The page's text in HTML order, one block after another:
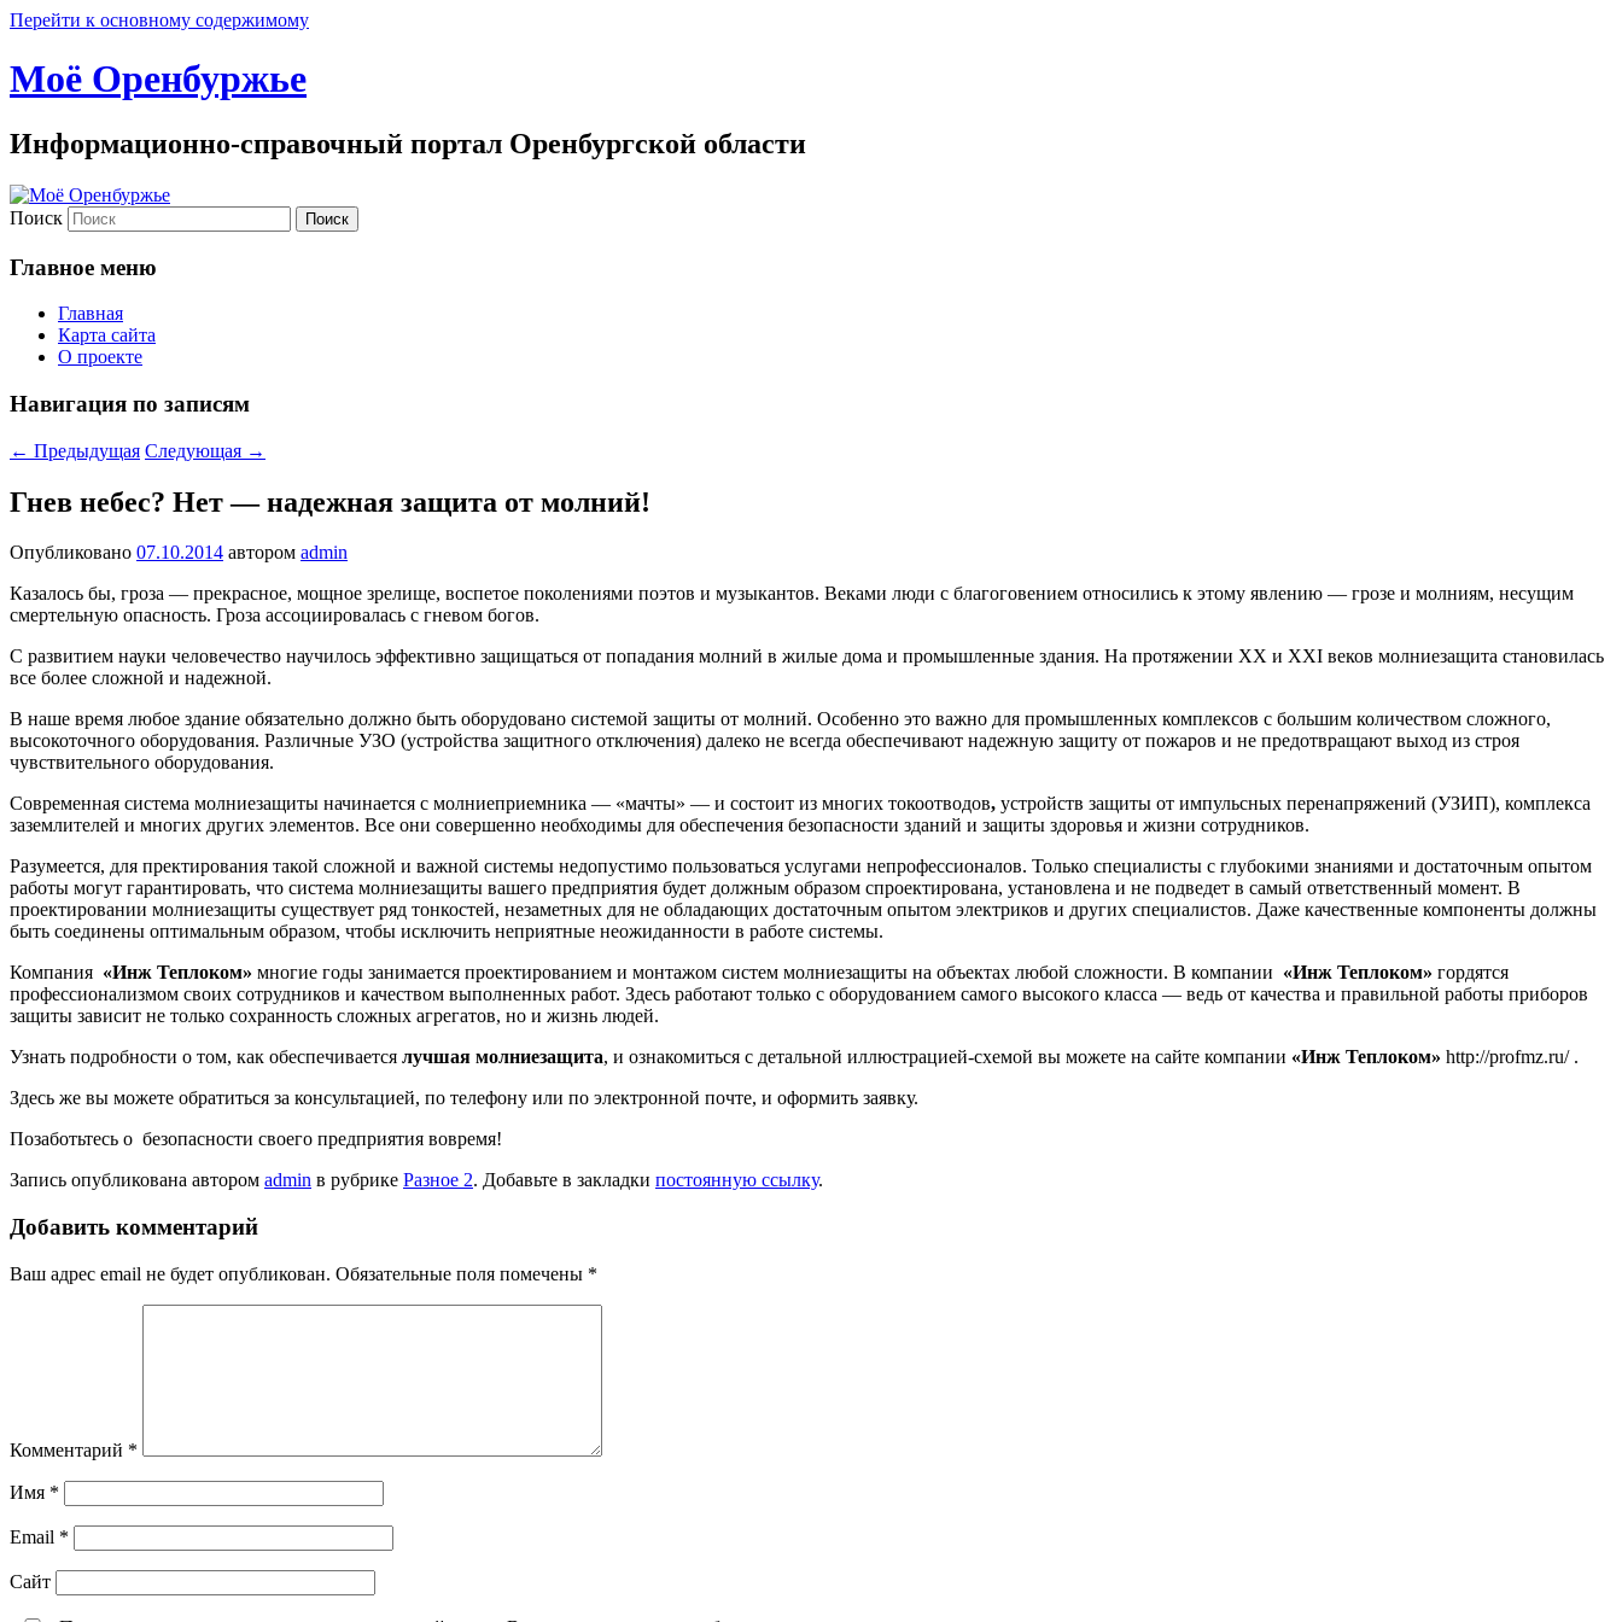
Перейти к основному содержимому
Моё Оренбуржье
Информационно-справочный портал Оренбургской области
Поиск
Главное меню
Главная
Карта сайта
О проекте
Навигация по записям
← Предыдущая Следующая →
Гнев небес? Нет — надежная защита от молний!
Опубликовано 07.10.2014 автором admin
Казалось бы, гроза — прекрасное, мощное зрелище, воспетое поколениями поэтов и музыкантов. Веками люди с благоговением относились к этому явлению — грозе и молниям, несущим
смертельную опасность. Гроза ассоциировалась с гневом богов.
С развитием науки человечество научилось эффективно защищаться от попадания молний в жилые дома и промышленные здания. На протяжении XX и XXI веков молниезащита становилась
все более сложной и надежной.
В наше время любое здание обязательно должно быть оборудовано системой защиты от молний. Особенно это важно для промышленных комплексов с большим количеством сложного,
высокоточного оборудования. Различные УЗО (устройства защитного отключения) далеко не всегда обеспечивают надежную защиту от пожаров и не предотвращают выход из строя
чувствительного оборудования.
Современная система молниезащиты начинается с молниеприемника — «мачты» — и состоит из многих токоотводов, устройств защиты от импульсных перенапряжений (УЗИП), комплекса
заземлителей и многих других элементов. Все они совершенно необходимы для обеспечения безопасности зданий и защиты здоровья и жизни сотрудников.
Разумеется, для пректирования такой сложной и важной системы недопустимо пользоваться услугами непрофессионалов. Только специалисты с глубокими знаниями и достаточным опытом
работы могут гарантировать, что система молниезащиты вашего предприятия будет должным образом спроектирована, установлена и не подведет в самый ответственный момент. В
проектировании молниезащиты существует ряд тонкостей, незаметных для не обладающих достаточным опытом электриков и других специалистов. Даже качественные компоненты должны
быть соединены оптимальным образом, чтобы исключить неприятные неожиданности в работе системы.
Компания «Инж Теплоком» многие годы занимается проектированием и монтажом систем молниезащиты на объектах любой сложности. В компании «Инж Теплоком» гордятся
профессионализмом своих сотрудников и качеством выполненных работ. Здесь работают только с оборудованием самого высокого класса — ведь от качества и правильной работы приборов
защиты зависит не только сохранность сложных агрегатов, но и жизнь людей.
Узнать подробности о том, как обеспечивается лучшая молниезащита, и ознакомиться с детальной иллюстрацией-схемой вы можете на сайте компании «Инж Теплоком» http://profmz.ru/ .
Здесь же вы можете обратиться за консультацией, по телефону или по электронной почте, и оформить заявку.
Позаботьтесь о безопасности своего предприятия вовремя!
Запись опубликована автором admin в рубрике Разное 2. Добавьте в закладки постоянную ссылку.
Добавить комментарий
Ваш адрес email не будет опубликован. Обязательные поля помечены *
Комментарий *
Имя *
Email *
Сайт